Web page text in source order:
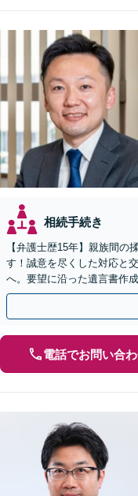
相続手続き
【弁護士歴15年】親族間の
す！誠意を尽くした対応と
へ。要望に沿った遺言書作
eb面談可】
電話でお問い合